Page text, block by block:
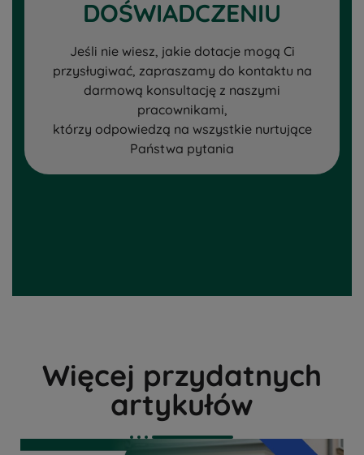
DOŚWIADCZENIU
Jeśli nie wiesz, jakie dotacje mogą Ci
przysługiwać, zapraszamy do kontaktu na
darmową konsultację z naszymi
pracownikami,
którzy odpowiedzą na wszystkie nurtujące
Państwa pytania
Więcej przydatnych
artykułów